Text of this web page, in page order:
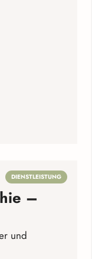
DIENSTLEISTUNG
–
und